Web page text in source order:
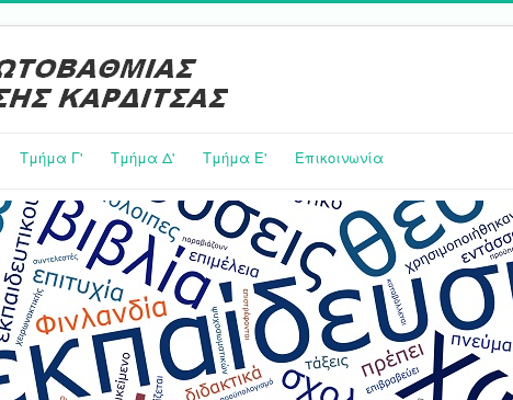
Τμήμα Γ' Τμήμα Δ' Τμήμα E' Επικοινωνία